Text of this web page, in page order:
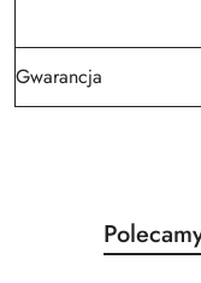
Gwarancja
Pomiń karuzelę
Produkty
o